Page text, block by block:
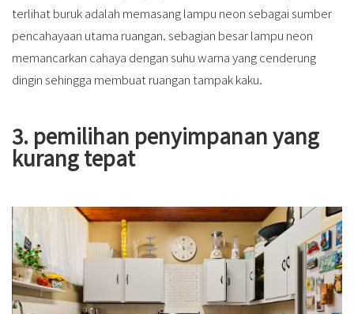
terlihat buruk adalah memasang lampu neon sebagai sumber
pencahayaan utama ruangan. sebagian besar lampu neon
memancarkan cahaya dengan suhu warna yang cenderung
dingin sehingga membuat ruangan tampak kaku.
3. pemilihan penyimpanan yang
kurang tepat